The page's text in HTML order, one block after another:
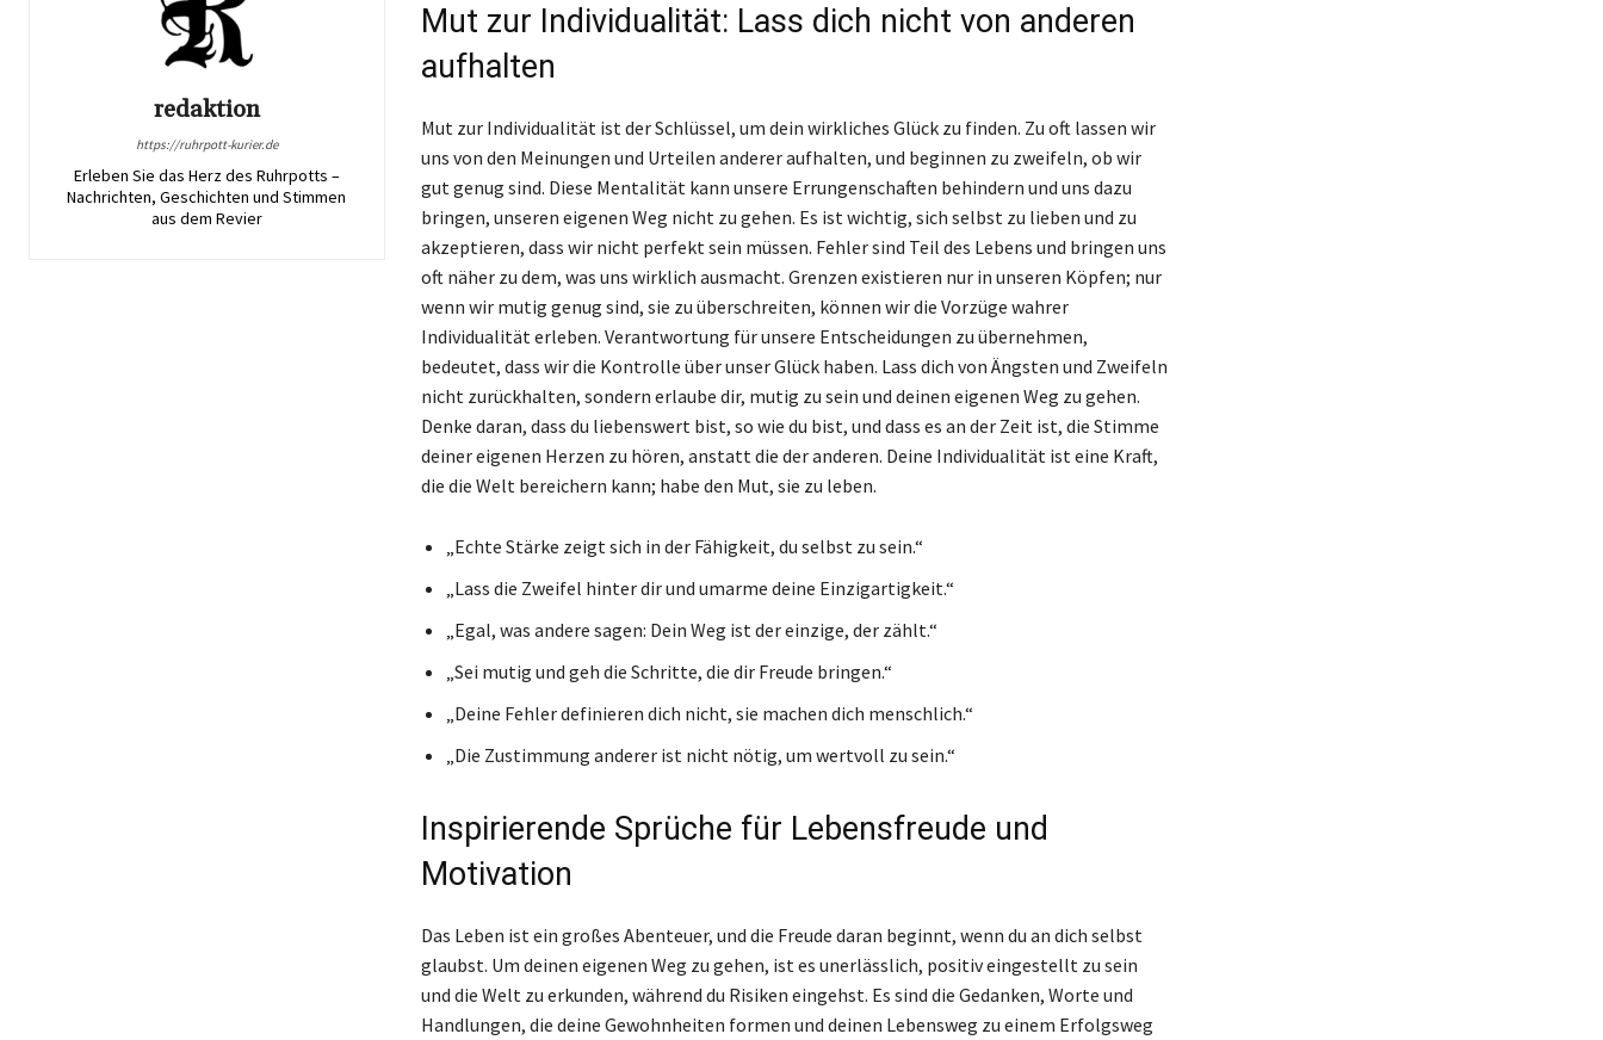
redaktion
https://ruhrpott-kurier.de
Erleben Sie das Herz des Ruhrpotts –
Nachrichten, Geschichten und Stimmen
aus dem Revier
Mut zur Individualität: Lass dich nicht von anderen
aufhalten
Mut zur Individualität ist der Schlüssel, um dein wirkliches Glück zu finden. Zu oft lassen wir
uns von den Meinungen und Urteilen anderer aufhalten, und beginnen zu zweifeln, ob wir
gut genug sind. Diese Mentalität kann unsere Errungenschaften behindern und uns dazu
bringen, unseren eigenen Weg nicht zu gehen. Es ist wichtig, sich selbst zu lieben und zu
akzeptieren, dass wir nicht perfekt sein müssen. Fehler sind Teil des Lebens und bringen uns
oft näher zu dem, was uns wirklich ausmacht. Grenzen existieren nur in unseren Köpfen; nur
wenn wir mutig genug sind, sie zu überschreiten, können wir die Vorzüge wahrer
Individualität erleben. Verantwortung für unsere Entscheidungen zu übernehmen,
bedeutet, dass wir die Kontrolle über unser Glück haben. Lass dich von Ängsten und Zweifeln
nicht zurückhalten, sondern erlaube dir, mutig zu sein und deinen eigenen Weg zu gehen.
Denke daran, dass du liebenswert bist, so wie du bist, und dass es an der Zeit ist, die Stimme
deiner eigenen Herzen zu hören, anstatt die der anderen. Deine Individualität ist eine Kraft,
die die Welt bereichern kann; habe den Mut, sie zu leben.
„Echte Stärke zeigt sich in der Fähigkeit, du selbst zu sein.“
„Lass die Zweifel hinter dir und umarme deine Einzigartigkeit.“
„Egal, was andere sagen: Dein Weg ist der einzige, der zählt.“
„Sei mutig und geh die Schritte, die dir Freude bringen.“
„Deine Fehler definieren dich nicht, sie machen dich menschlich.“
„Die Zustimmung anderer ist nicht nötig, um wertvoll zu sein.“
Inspirierende Sprüche für Lebensfreude und
Motivation
Das Leben ist ein großes Abenteuer, und die Freude daran beginnt, wenn du an dich selbst
glaubst. Um deinen eigenen Weg zu gehen, ist es unerlässlich, positiv eingestellt zu sein
und die Welt zu erkunden, während du Risiken eingehst. Es sind die Gedanken, Worte und
Handlungen, die deine Gewohnheiten formen und deinen Lebensweg zu einem Erfolgsweg